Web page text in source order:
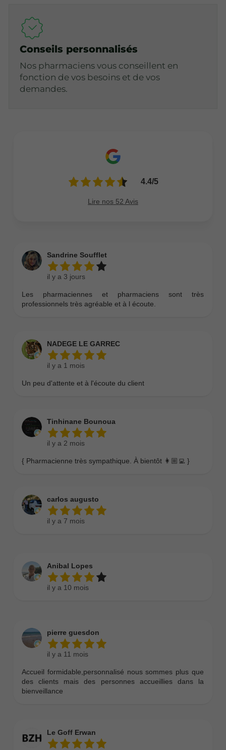
Conseils personnalisés
Nos pharmaciens vous conseillent en
fonction de vos besoins et de vos
demandes.